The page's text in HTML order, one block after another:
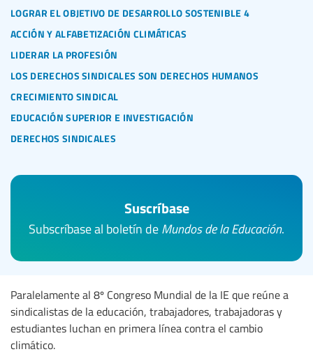
lograr el objetivo de desarrollo sostenible 4
acción y alfabetización climáticas
liderar la profesión
los derechos sindicales son derechos humanos
crecimiento sindical
educación superior e investigación
derechos sindicales
Suscríbase
Subscríbase al boletín de Mundos de la Educación.
Paralelamente al 8º Congreso Mundial de la IE que reúne a
sindicalistas de la educación, trabajadores, trabajadoras y
estudiantes luchan en primera línea contra el cambio
climático.